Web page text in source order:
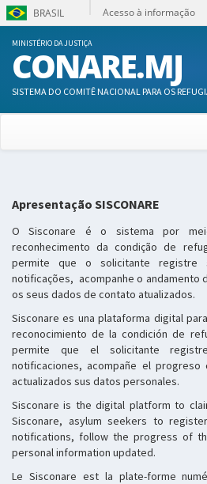
BRASIL
Acesso à informação
MINISTÉRIO DA JUSTIÇA
CONARE.MJ
SISTEMA DO COMITÊ NACIONAL PARA OS
Apresentação SISCONARE
O Sisconare é o sistema por
reconhecimento da condição de
permite que o solicitante registre
notificações, acompanhe o andamento
os seus dados de contato atualizados.
Sisconare es una plataforma digital
reconocimiento de la condición de
permite que el solicitante
notificaciones, acompañe el
actualizados sus datos personales.
Sisconare is the digital platform to
Sisconare, asylum seekers to
notifications, follow the progress of
personal information updated.
Le Sisconare est la plate-forme